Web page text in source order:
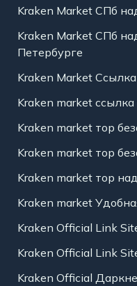
Kraken Market СПб
Kraken Market СПб
Петербурге
Kraken Market
Kraken market
Kraken market тор
Kraken market тор
Kraken market тор
Kraken market
Kraken Official Link
Kraken Official Link
Kraken Official